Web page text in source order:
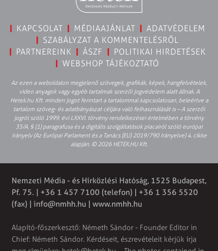
KAPCSOLAT MÉDIAAJÁNLAT
ADATVÉDELEM
SZABÁLYZAT A KOMMENTELÉSRŐL
PARTNEREINK
ÁSZF
POLITIKAI HIRDETÉSEK
WEBSHOP TÁJÉKOZTATÓ
Az ezen a weboldalon megjelenő szövegek, grafikák, képek, hangfelvételek,
video anyagok vagy egyéb tartalmak szerzői jogvédelem alatt állnak. A
Hetek.hu Kft. minden jogot fenntart a tartalommal kapcsolatosan, beleértve a
tartalom szöveg- és adatbányászat céljára való felhasználását is – A szerzői
jogról szóló 1999. évi LXXVI. törvény rendelkezései értelmében a törvény
35/A. § (1) paragrafusa és a digitális szolgáltatások piacairól szóló európai
irányelv (Az Európai Parlament és a Tanács (EU) 2019/790 Irányelve) 4. cikke
alapján. © 2026 HETEK.HU Kft.
Nemzeti Média - és Hírközlési Hatóság, 1525 Budapest,
Pf. 75. | +36 1 457 7100 (telefon) | +36 1 356 5520
(fax) | info@nmhh.hu | www.nmhh.hu
Alapító-főszerkesztő: Németh Sándor - Founder Editor in
Chief: Németh Sándor. Kérdéseit, észrevételeit kérjük írja